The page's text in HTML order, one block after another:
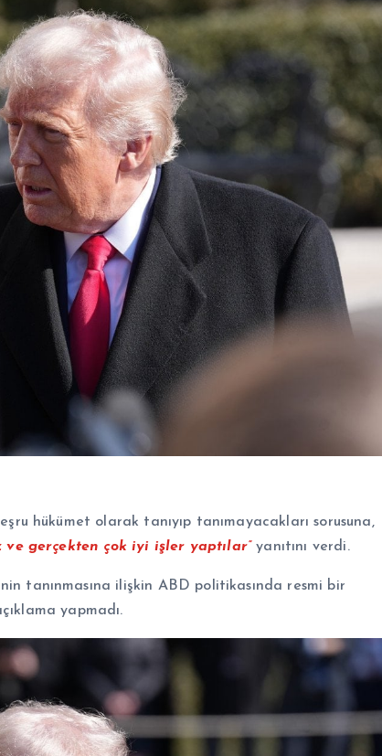
hükümet olarak tanıyıp tanımayacakları sorusuna,
ve gerçekten çok iyi işler yaptılar”yanıtını verdi.
tanınmasına ilişkin ABD politikasında resmi bir
yapmadı.